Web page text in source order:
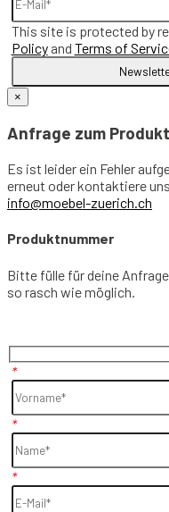
This site is protected by
Policyand Terms of
×
Anfrage zum Produkt
Es ist leider ein Fehler
erneut oder kontaktiere
info@moebel-zuerich.ch
Produktnummer
Bitte fülle für deine
so rasch wie möglich.
*
*
*